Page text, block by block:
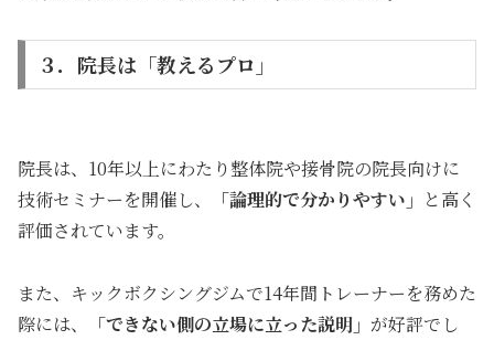
３．院長は「教えるプロ」
院長は、10年以上にわたり整体院や接骨院の院長向けに
技術セミナーを開催し、
「論理的で分かりやすい」 と高く
評価されています。
また、キックボクシングジムで14年間トレーナーを務めた
際には、
「できない側の立場に立った説明」 が好評でし